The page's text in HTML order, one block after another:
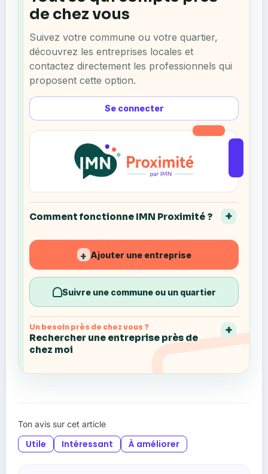
Se connecter
de chez vous
Suivez votre commune ou votre quartier,
découvrez les entreprises locales et
contactez directement les professionnels qui
proposent cette option.
Comment fonctionne IMN Proximité ?
+ Ajouter une entreprise
Suivre une commune ou un quartier
Un besoin près de chez vous ?
Rechercher une entreprise près de
chez moi
Ton avis sur cet article
Utile Intéressant À améliorer